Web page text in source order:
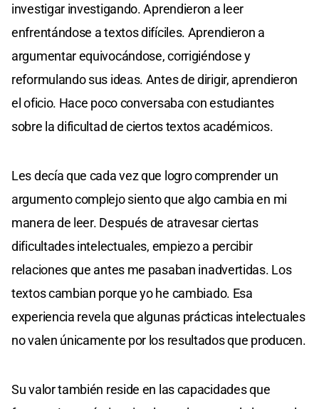
investigar investigando. Aprendieron a leer
enfrentándose a textos difíciles. Aprendieron a
argumentar equivocándose, corrigiéndose y
reformulando sus ideas. Antes de dirigir, aprendieron
el oficio. Hace poco conversaba con estudiantes
sobre la dificultad de ciertos textos académicos.
Les decía que cada vez que logro comprender un
argumento complejo siento que algo cambia en mi
manera de leer. Después de atravesar ciertas
dificultades intelectuales, empiezo a percibir
relaciones que antes me pasaban inadvertidas. Los
textos cambian porque yo he cambiado. Esa
experiencia revela que algunas prácticas intelectuales
no valen únicamente por los resultados que producen.
Su valor también reside en las capacidades que